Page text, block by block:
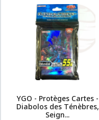
YGO - Protèges Cartes -
Diabolos des Ténèbres,
Seign...